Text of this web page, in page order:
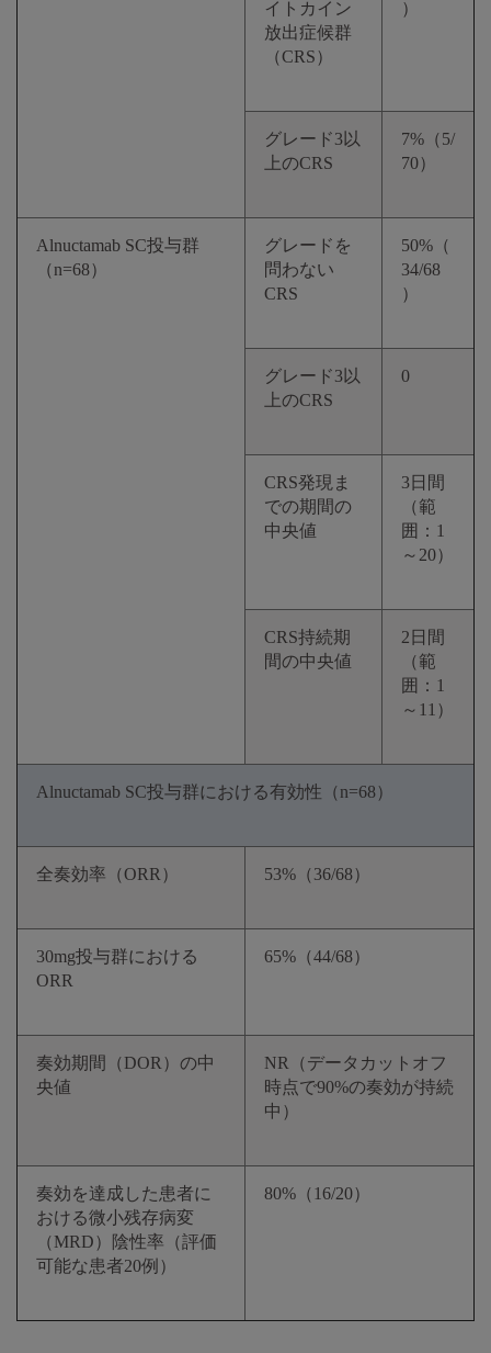
イトカイン
放出症候群
（CRS）
）
グレード3以
上のCRS
7%（5/
70）
Alnuctamab SC投与群
（n=68）
グレードを
問わない
CRS
50%（
34/68
）
グレード3以
上のCRS
0
CRS発現ま
での期間の
中央値
3日間
（範
囲：1
～20）
CRS持続期
間の中央値
2日間
（範
囲：1
～11）
Alnuctamab SC投与群における有効性（n=68）
全奏効率（ORR） 53%（36/68）
30mg投与群における
ORR
65%（44/68）
奏効期間（DOR）の中
央値
NR（データカットオフ
時点で90%の奏効が持続
中）
奏効を達成した患者に
おける微小残存病変
（MRD）陰性率（評価
可能な患者20例）
80%（16/20）